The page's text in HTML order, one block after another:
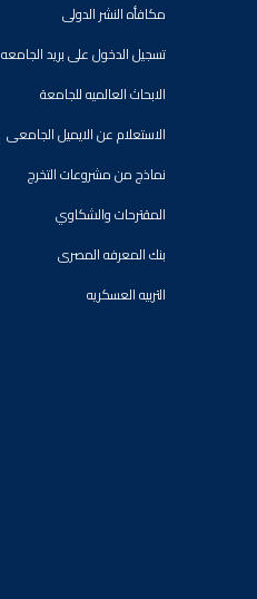
مكافأه النشر الدولى
تسجيل الدخول على بريد الجامعه
الابحاث العالميه للجامعة
الاستعلام عن الايميل الجامعى
نماذج من مشروعات التخرج
المقترحات والشكاوي
بنك المعرفه المصرى
التربيه العسكريه